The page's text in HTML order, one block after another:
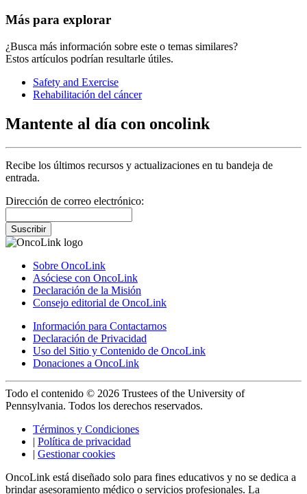
Más para explorar
¿Busca más información sobre este o temas similares?
Estos artículos podrían resultarle útiles.
Safety and Exercise
Rehabilitación del cáncer
Mantente al día con oncolink
Recibe los últimos recursos y actualizaciones en tu bandeja de
entrada.
Dirección de correo electrónico:
Suscribir
Sobre OncoLink
Asóciese con OncoLink
Declaración de la Misión
Consejo editorial de OncoLink
Información para Contactarnos
Declaración de Privacidad
Uso del Sitio y Contenido de OncoLink
Donaciones a OncoLink
Todo el contenido © 2026 Trustees of the University of
Pennsylvania. Todos los derechos reservados.
Términos y Condiciones
| Política de privacidad
| Gestionar cookies
OncoLink está diseñado solo para fines educativos y no se dedica a
brindar asesoramiento médico o servicios profesionales. La